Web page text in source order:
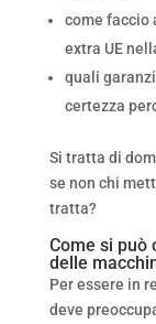
come faccio
extra UE
quali
certezza
Si tratta di
se non chi
tratta?
Come si può
delle
Per essere in
deve